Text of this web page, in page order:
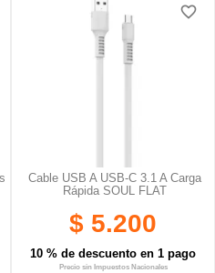
Cable USB A USB-C 3.1 A Carga
Rápida SOUL FLAT
$ 5.200
10 % de descuento en 1 pago
Precio sin Impuestos Nacionales
favorite_border
favorite_border
favorite_border